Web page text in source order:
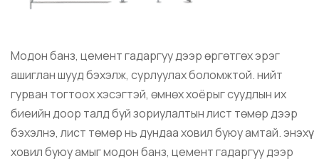
Модон банз, цемент гадаргуу дээр өргөтгөх эрэг
ашиглан шууд бэхэлж, сурлуулах боломжтой. нийт
гурван тогтоох хэсэгтэй, өмнөх хоёрыг суудлын их
биеийн доор талд буй зориулалтын лист төмөр дээр
бэхэлнэ, лист төмөр нь дундаа ховил буюу амтай. энэхүү
ховил буюу амыг модон банз, цемент гадаргуу дээр